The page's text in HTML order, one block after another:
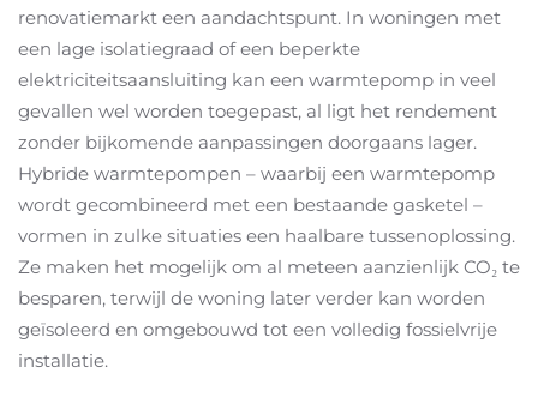
renovatiemarkt een aandachtspunt. In woningen met
een lage isolatiegraad of een beperkte
elektriciteitsaansluiting kan een warmtepomp in veel
gevallen wel worden toegepast, al ligt het rendement
zonder bijkomende aanpassingen doorgaans lager.
Hybride warmtepompen – waarbij een warmtepomp
wordt gecombineerd met een bestaande gasketel –
vormen in zulke situaties een haalbare tussenoplossing.
Ze maken het mogelijk om al meteen aanzienlijk CO₂ te
besparen, terwijl de woning later verder kan worden
geïsoleerd en omgebouwd tot een volledig fossielvrije
installatie.